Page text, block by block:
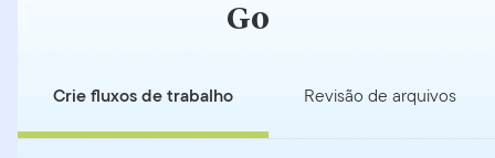
Go
Crie fluxos de trabalho Revisão de arquivos